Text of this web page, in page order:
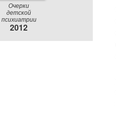
Очерки
детской
психиатрии
2012